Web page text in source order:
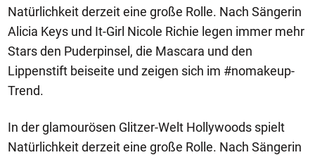
Natürlichkeit derzeit eine große Rolle. Nach Sängerin
Alicia Keys und It-Girl Nicole Richie legen immer mehr
Stars den Puderpinsel, die Mascara und den
Lippenstift beiseite und zeigen sich im #nomakeup-
Trend.
In der glamourösen Glitzer-Welt Hollywoods spielt
Natürlichkeit derzeit eine große Rolle. Nach Sängerin